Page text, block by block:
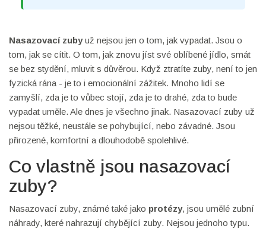
Nasazovací zubyuž nejsou jen o tom, jak vypadat. Jsou o
tom, jak se cítit. O tom, jak znovu jíst své oblíbené jídlo, smát
se bez stydění, mluvit s důvěrou. Když ztratíte zuby, není to jen
fyzická rána - je to i emocionální zážitek. Mnoho lidí se
zamyšlí, zda je to vůbec stojí, zda je to drahé, zda to bude
vypadat uměle. Ale dnes je všechno jinak. Nasazovací zuby už
nejsou těžké, neustále se pohybující, nebo závadné. Jsou
přirozené, komfortní a dlouhodobě spolehlivé.
Co vlastně jsou nasazovací
zuby?
Nasazovací zuby, známé také jako protézy, jsou umělé zubní
náhrady, které nahrazují chybějící zuby. Nejsou jednoho typu.